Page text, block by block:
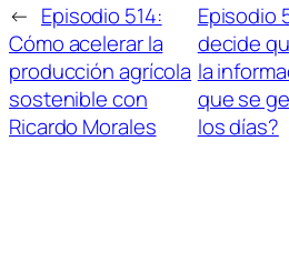
← Episodio 514:
Cómo acelerar la
producción agrícola
sostenible con
Ricardo Morales
Episodio
decide
la
que se
los días?